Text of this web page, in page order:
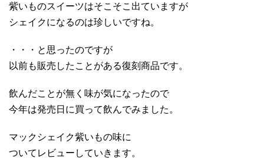
紫いものスイーツはそこそこ出ていますが
シェイクになるのは珍しいですね。
・・・と思ったのですが
以前も販売したことがある復刻商品です。
飲んだことが無く味が気になったので
今年は発売日に買って飲んでみました。
マックシェイク紫いもの味に
ついてレビューしていきます。